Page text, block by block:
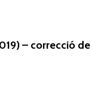
– correcció de